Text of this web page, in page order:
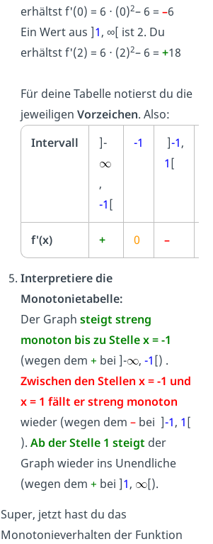
erhältst f'(0) = 6 ⋅ (0)2– 6 = –6
Ein Wert aus ]1, ∞[ ist 2. Du
erhältst f'(2) = 6 ⋅ (2)2– 6 =+18
Für deine Tabelle notierst du die
jeweiligenVorzeichen. Also:
Intervall
]-
,
-1[
-1 ]-1,
1[
f'(x) + 0 –
Interpretiere die
Monotonietabelle:
Der Graphsteigt streng
monoton bis zu Stelle x = -1
(wegen dem+ bei ]- ,-1[) .
Zwischen den Stellen x = -1 und
x = 1 fällt er streng monoton
wieder (wegen dem– bei ]-1, 1[
).Ab der Stelle 1 steigt der
Graph wieder ins Unendliche
(wegen dem+ bei ]1,
[).
Super, jetzt hast du das
Monotonieverhalten der Funktion